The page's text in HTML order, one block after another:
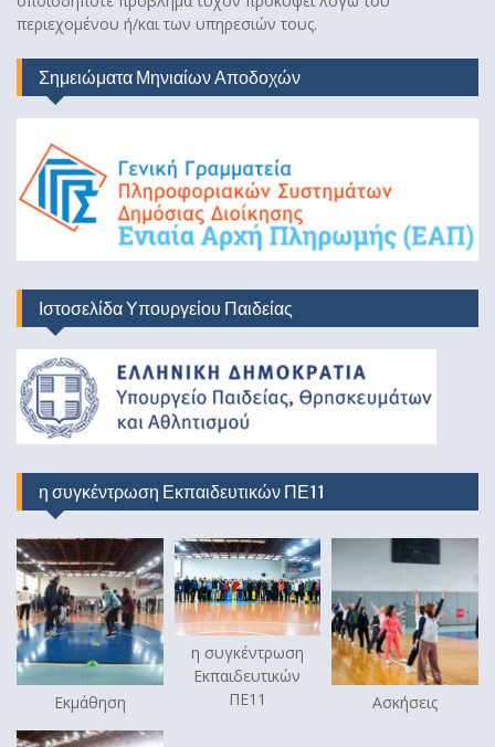
περιεχομένου ή/και των υπηρεσιών τους.
Σημειώματα Μηνιαίων Αποδοχών
Ιστοσελίδα Υπουργείου Παιδείας
η συγκέντρωση Εκπαιδευτικών ΠΕ11
Εκμάθηση
η συγκέντρωση
Εκπαιδευτικών
ΠΕ11
Ασκήσεις